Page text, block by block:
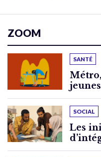
ZOOM
SANTÉ
SOCIAL
Les